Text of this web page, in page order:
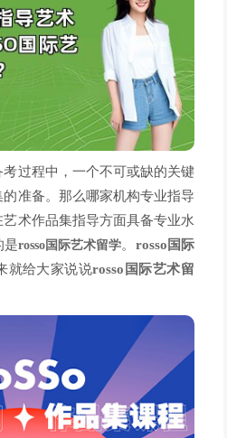
过程中，一个不可或缺的关键
准备。那么哪家机构专业指导
术作品集指导方面具备专业水
是rosso国际艺术留学。 rosso国际
就给大家说说rosso国际艺术留